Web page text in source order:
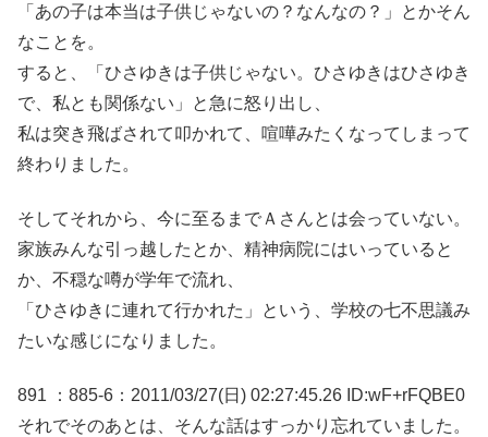
「あの子は本当は子供じゃないの？なんなの？」とかそん
なことを。
すると、「ひさゆきは子供じゃない。ひさゆきはひさゆき
で、私とも関係ない」と急に怒り出し、
私は突き飛ばされて叩かれて、喧嘩みたくなってしまって
終わりました。
そしてそれから、今に至るまでＡさんとは会っていない。
家族みんな引っ越したとか、精神病院にはいっていると
か、不穏な噂が学年で流れ、
「ひさゆきに連れて行かれた」という、学校の七不思議み
たいな感じになりました。
891 ：885-6：2011/03/27(日) 02:27:45.26 ID:wF+rFQBE0
それでそのあとは、そんな話はすっかり忘れていました。